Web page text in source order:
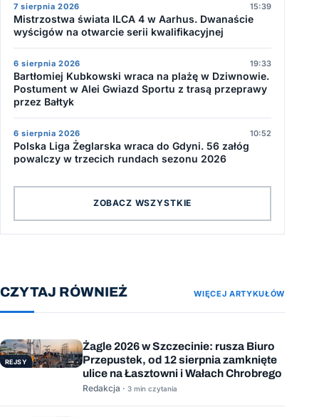
7 sierpnia 2026 15:39
Mistrzostwa świata ILCA 4 w Aarhus. Dwanaście
wyścigów na otwarcie serii kwalifikacyjnej
6 sierpnia 2026 19:33
Bartłomiej Kubkowski wraca na plażę w Dziwnowie.
Postument w Alei Gwiazd Sportu z trasą przeprawy
przez Bałtyk
6 sierpnia 2026 10:52
Polska Liga Żeglarska wraca do Gdyni. 56 załóg
powalczy w trzecich rundach sezonu 2026
ZOBACZ WSZYSTKIE
CZYTAJ RÓWNIEŻ WIĘCEJ ARTYKUŁÓW
REJSY
Żagle 2026 w Szczecinie: rusza Biuro
Przepustek, od 12 sierpnia zamknięte
ulice na Łasztowni i Wałach Chrobrego
Redakcja · 3 min czytania